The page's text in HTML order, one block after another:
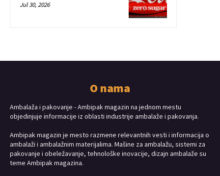
Jul 30, 2026
O nama
Ambalaža i pakovanje - Ambipak magazin na jednom mestu
objedinjuje informacije iz oblasti industrije ambalaže i pakovanja.
Ambipak magazin je mesto razmene relevantnih vesti i informacija o
ambalaži i ambalažnim materijalima. Mašine za ambalažu, sistemi za
pakovanje i obeležavanje, tehnološke inovacije, dizajn ambalaže su
teme Ambipak magazina.